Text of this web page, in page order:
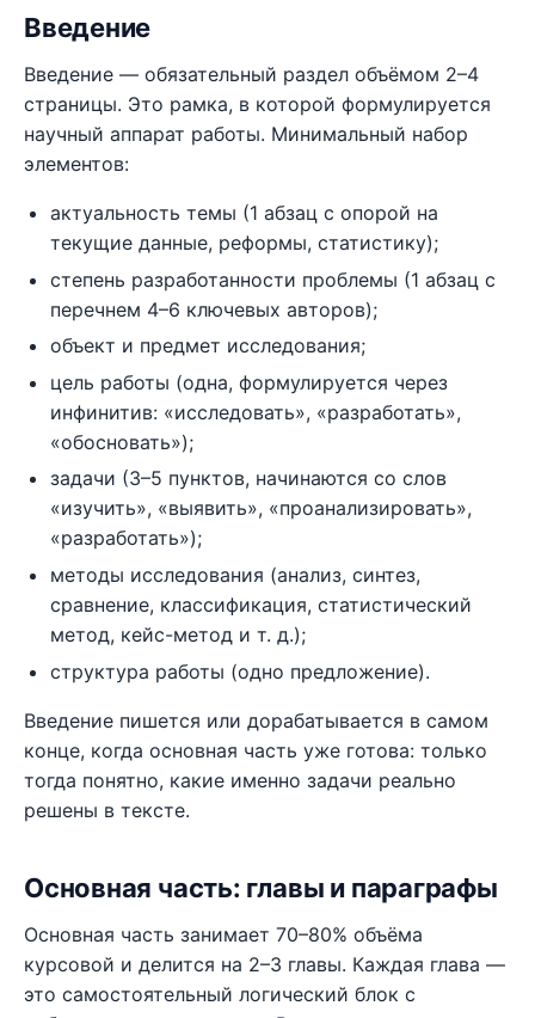
Введение
Введение — обязательный раздел объёмом 2–4
страницы. Это рамка, в которой формулируется
научный аппарат работы. Минимальный набор
элементов:
актуальность темы (1 абзац с опорой на
текущие данные, реформы, статистику);
степень разработанности проблемы (1 абзац с
перечнем 4–6 ключевых авторов);
объект и предмет исследования;
цель работы (одна, формулируется через
инфинитив: «исследовать», «разработать»,
«обосновать»);
задачи (3–5 пунктов, начинаются со слов
«изучить», «выявить», «проанализировать»,
«разработать»);
методы исследования (анализ, синтез,
сравнение, классификация, статистический
метод, кейс-метод и т. д.);
структура работы (одно предложение).
Введение пишется или дорабатывается в самом
конце, когда основная часть уже готова: только
тогда понятно, какие именно задачи реально
решены в тексте.
Основная часть: главы и параграфы
Основная часть занимает 70–80% объёма
курсовой и делится на 2–3 главы. Каждая глава —
это самостоятельный логический блок с